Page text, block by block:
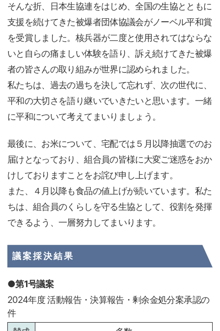
そんな折、日本生協連をはじめ、全国の生協とともに
支援を続けてきた被爆者団体協議会がノーベル平和賞
を受賞しました。核兵器が二度と使用されてはならな
いと自らの痛ましい体験を語り、訴え続けてきた被爆
者の皆さんの取り組みが世界に認められました。
私たちは、過去の過ちを決して忘れず、次の世代に、
平和の大切さを語り継いでいきたいと思います。一緒
に平和について考えてまいりましょう。
最後に、お米について、宅配では５月以降抽選でのお
届けとなっており、組合員の皆様に大変ご迷惑をおか
けしておりますことをお詫び申し上げます。
また、４月以降も食品の値上げが続いています。私た
ちは、組合員のくらしを守る生協として、役割を発揮
できるよう、一層努力してまいります。
議案採決結果
第1号議案
2024年度 活動報告・決算報告・剰余金処分案承認の
件